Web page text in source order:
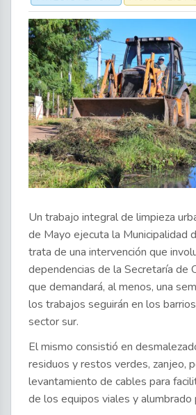
Un trabajo integral de limpieza
de Mayo ejecuta la Municipalidad
trata de una intervención que
dependencias de la Secretaría de
que demandará, al menos, una
los trabajos seguirán en los
sector sur.
El mismo consistió en
residuos y restos verdes, zanjeo,
levantamiento de cables para
de los equipos viales y alumbrado